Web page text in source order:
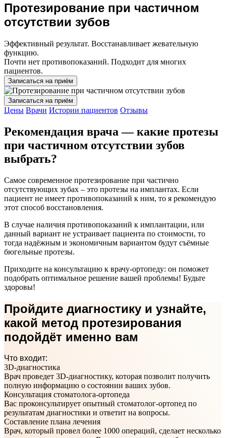
Протезирование при частичном
отсутствии зубов
Эффективный результат. Восстанавливает жевательную
функцию.
Почти нет противопоказаний. Подходит для многих
пациентов.
Записаться на приём
Записаться на приём
Цены Врачи Истории пациентов Отзывы
Рекомендация врача — какие протезы
при частичном отсутствии зубов
выбрать?
Самое современное протезирование при частично
отсутствующих зубах – это протезы на имплантах. Если
пациент не имеет противопоказаний к ним, то я рекомендую
этот способ восстановления.
В случае наличия противопоказаний к имплантации, или
данный вариант не устраивает пациента по стоимости, то
тогда надёжным и экономичным вариантом будут съёмные
бюгельные протезы.
Приходите на консультацию к врачу-ортопеду: он поможет
подобрать оптимальное решение вашей проблемы! Будьте
здоровы!
Пройдите диагностику и узнайте,
какой метод протезирования
подойдёт именно вам
Что входит:
3D-диагностика
Врач проведет 3D-диагностику, которая позволит получить
полную информацию о состоянии ваших зубов.
Консультация стоматолога-ортопеда
Вас проконсультирует опытный cтоматолог-ортопед по
результатам диагностики и ответит на вопросы.
Составление плана лечения
Врач, который провел более 1000 операций, сделает несколько